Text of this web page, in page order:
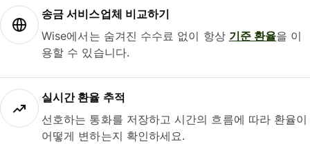
송금 서비스업체 비교하기
Wise에서는 숨겨진 수수료 없이 항상 기준 환율을 이
용할 수 있습니다.
실시간 환율 추적
선호하는 통화를 저장하고 시간의 흐름에 따라 환율이
어떻게 변하는지 확인하세요.